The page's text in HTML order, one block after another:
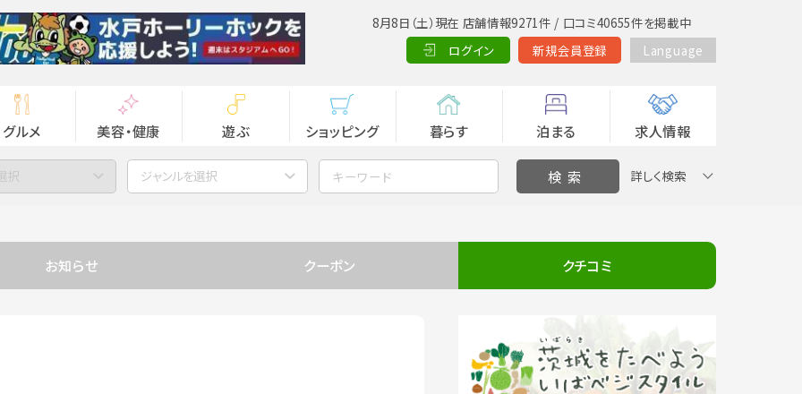
8月8日（土）現在 店舗情報9271件 / 口コミ40655件を掲載中
ログイン
新規会員登録 Language
グルメ 美容・健康 遊ぶ ショッピング 暮らす 泊まる 求人情報
択 ジャンルを選択 詳しく検索
お知らせ クーポン クチコミ